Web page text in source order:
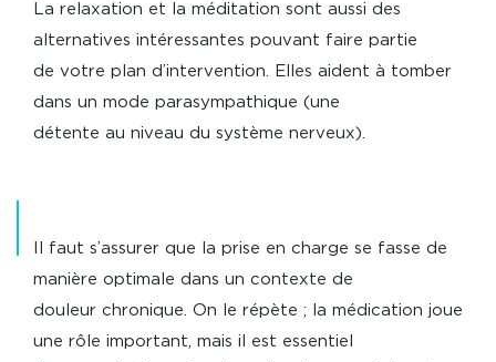
La relaxation et la méditation sont aussi des
alternatives intéressantes pouvant faire partie
de votre plan d’intervention. Elles aident à tomber
dans un mode parasympathique (une
détente au niveau du système nerveux).
Il faut s’assurer que la prise en charge se fasse de
manière optimale dans un contexte de
douleur chronique. On le répète ; la médication joue
une rôle important, mais il est essentiel